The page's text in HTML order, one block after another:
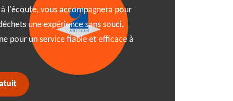
l'écoute, vous accompagnera pour
une expérience sans souci.
pour un service fiable et efficace à